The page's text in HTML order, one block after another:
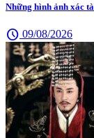
Những hình ảnh xác
schedule 09/08/2026